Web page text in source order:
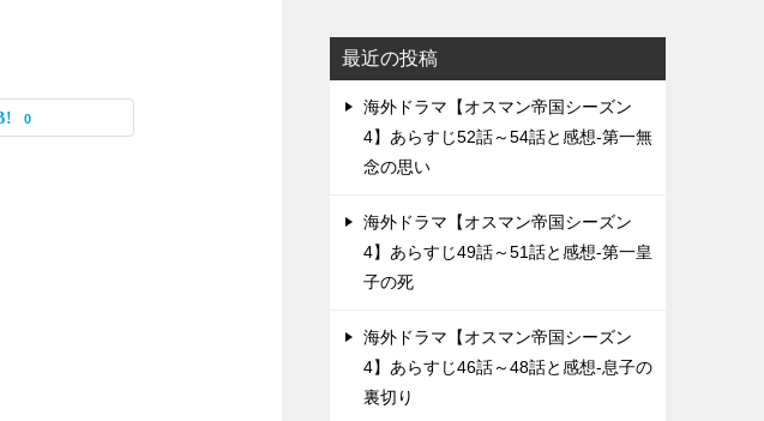
0
最近の投稿
海外ドラマ【オスマン帝国シーズン
4】あらすじ52話～54話と感想-第一無
念の思い
海外ドラマ【オスマン帝国シーズン
4】あらすじ49話～51話と感想-第一皇
子の死
海外ドラマ【オスマン帝国シーズン
4】あらすじ46話～48話と感想-息子の
裏切り